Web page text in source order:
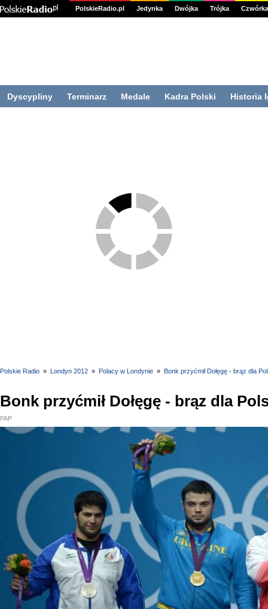
PolskieRadio.pl Jedynka Dwójka Trójka Czwórka
Dyscypliny Terminarz Medale Kadra Polski Historia
Polskie Radio » Londyn 2012 » Polacy w Londynie » Bonk przyćmił Dołęgę - brąz dla
Bonk przyćmił Dołęgę - brąz dla
PAP